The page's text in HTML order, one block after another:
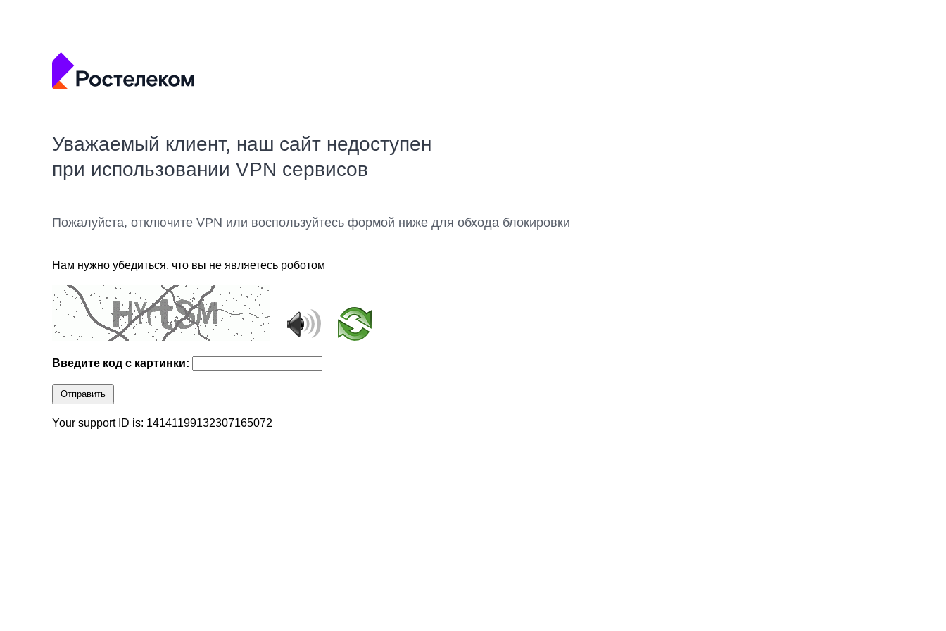
Уважаемый клиент, наш сайт недоступен
при использовании VPN сервисов
Пожалуйста, отключите VPN или воспользуйтесь формой ниже для обхода блокировки
Нам нужно убедиться, что вы не являетесь роботом
Введите код с картинки:
Отправить
Your support ID is: 14141199132307165072